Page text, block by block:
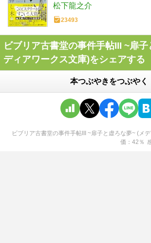
松下龍之介
23493
ビブリア古書堂の事件手帖III ~扉
ディアワークス文庫)をシェアする
本つぶやきをつぶやく
ビブリア古書堂の事件手帖III ~扉子と虚ろな夢~ (メ
価
42 ％